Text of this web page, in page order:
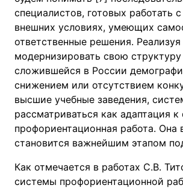
специалистов, готовых работать
внешних условиях, умеющих
ответственные решения.
модернизировать свою
сложившейся в России
снижением или отсутствием
высшие учебные заведения,
рассматриваться как адаптация
профориентационная работа.
становится важнейшим этапом
Как отмечается в работах С.В.
системы профориентационной